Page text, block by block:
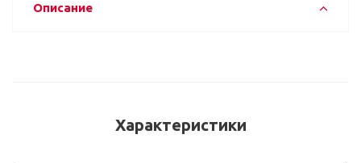
Описание
Характеристики